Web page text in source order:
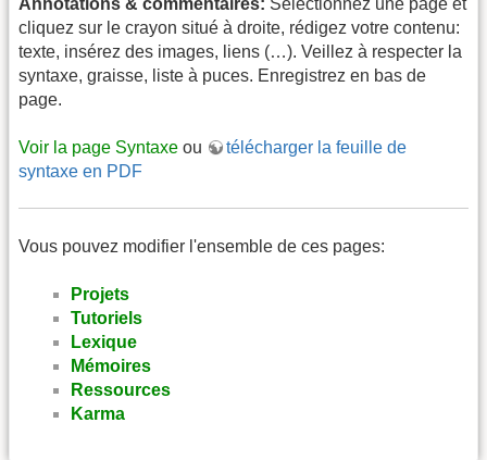
cliquez sur le crayon situé à droite, rédigez votre contenu:
texte, insérez des images, liens (…). Veillez à respecter la
syntaxe, graisse, liste à puces. Enregistrez en bas de
page.
Voir la page Syntaxe ou
télécharger la feuille de
syntaxe en PDF
Vous pouvez modifier l'ensemble de ces pages:
Projets
Tutoriels
Lexique
Mémoires
Ressources
Karma